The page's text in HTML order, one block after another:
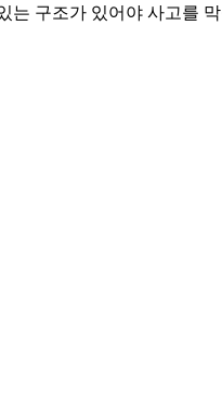
는 구조가 있어야 사고를